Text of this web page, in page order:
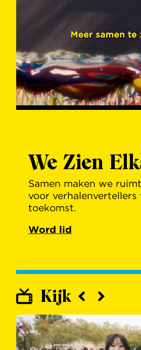
00:12
We Zien
Samen maken we
voor verhalenvertellers
toekomst.
Word lid
Kijk